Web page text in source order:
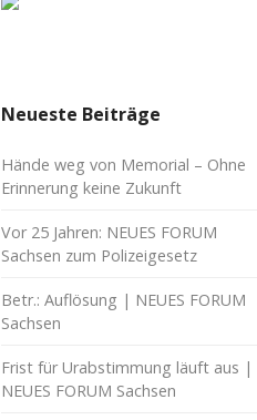
Neueste Beiträge
Hände weg von Memorial – Ohne
Erinnerung keine Zukunft
Vor 25 Jahren: NEUES FORUM
Sachsen zum Polizeigesetz
Betr.: Auflösung | NEUES FORUM
Sachsen
Frist für Urabstimmung läuft aus |
NEUES FORUM Sachsen